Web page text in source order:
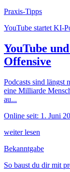
Praxis-Tipps
YouTube startet KI-
YouTube
Offensive
Podcasts sind längst
eine Milliarde
au...
Online seit: 1. Juni
weiter lesen
Bekanntgabe
So baust du dir mit